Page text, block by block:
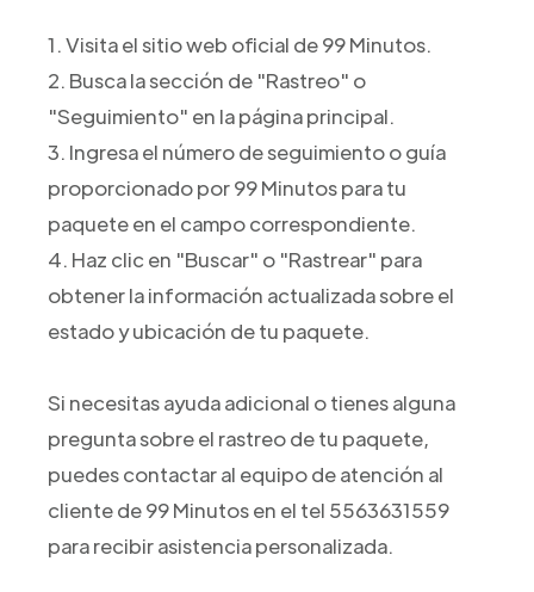
1. Visita el sitio web oficial de 99 Minutos.
2. Busca la sección de "Rastreo" o
"Seguimiento" en la página principal.
3. Ingresa el número de seguimiento o guía
proporcionado por 99 Minutos para tu
paquete en el campo correspondiente.
4. Haz clic en "Buscar" o "Rastrear" para
obtener la información actualizada sobre el
estado y ubicación de tu paquete.
Si necesitas ayuda adicional o tienes alguna
pregunta sobre el rastreo de tu paquete,
puedes contactar al equipo de atención al
cliente de 99 Minutos en el tel 5563631559
para recibir asistencia personalizada.